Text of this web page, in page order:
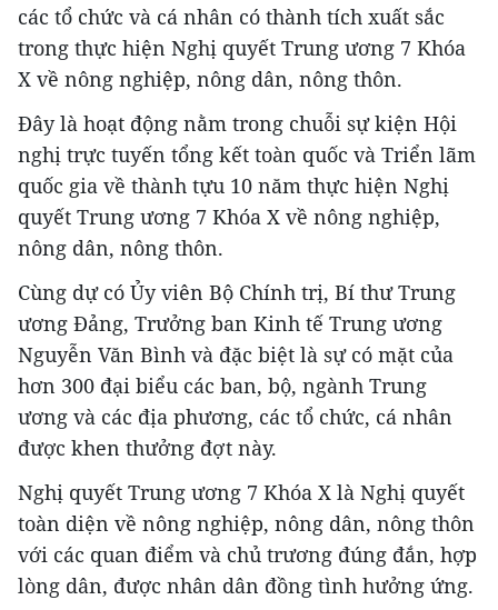
các tổ chức và cá nhân có thành tích xuất sắc
trong thực hiện Nghị quyết Trung ương 7 Khóa
X về nông nghiệp, nông dân, nông thôn.
Đây là hoạt động nằm trong chuỗi sự kiện Hội
nghị trực tuyến tổng kết toàn quốc và Triển lãm
quốc gia về thành tựu 10 năm thực hiện Nghị
quyết Trung ương 7 Khóa X về nông nghiệp,
nông dân, nông thôn.
Cùng dự có Ủy viên Bộ Chính trị, Bí thư Trung
ương Đảng, Trưởng ban Kinh tế Trung ương
Nguyễn Văn Bình và đặc biệt là sự có mặt của
hơn 300 đại biểu các ban, bộ, ngành Trung
ương và các địa phương, các tổ chức, cá nhân
được khen thưởng đợt này.
Nghị quyết Trung ương 7 Khóa X là Nghị quyết
toàn diện về nông nghiệp, nông dân, nông thôn
với các quan điểm và chủ trương đúng đắn, hợp
lòng dân, được nhân dân đồng tình hưởng ứng.